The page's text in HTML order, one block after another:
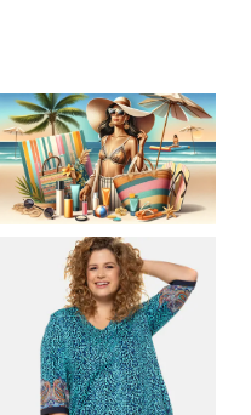
LETNIA MODA
PLAŻOWA: STROJE
KĄPIELOWE I
AKCESORIA, KTÓRE
MUSISZ MIEĆ